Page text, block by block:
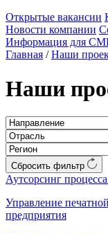
Открытые вакансии
Новости компании
Информация для
Главная / Наши
Наши
Сбросить фильтр
Аутсорсинг
Управление
предприятия